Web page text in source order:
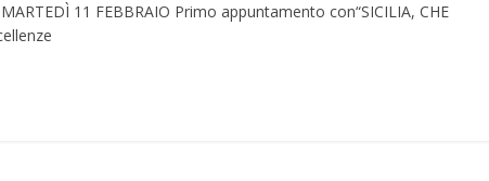
11 FEBBRAIO Primo appuntamento con“SICILIA, CHE